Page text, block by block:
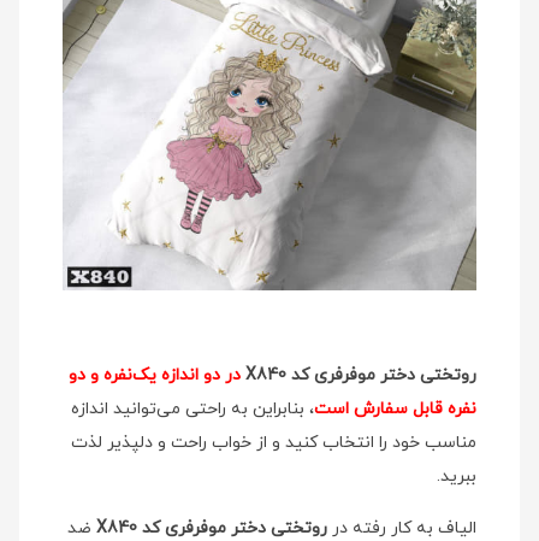
روتختی دختر موفرفری کد X840
در دو اندازه یک‌نفره و دو
نفره قابل سفارش است، بنابراین به راحتی می‌توانید اندازه
مناسب خود را انتخاب کنید و از خواب راحت و دلپذیر لذت
ببرید.
الیاف به کار رفته در روتختی دختر موفرفری کد X840
ضد